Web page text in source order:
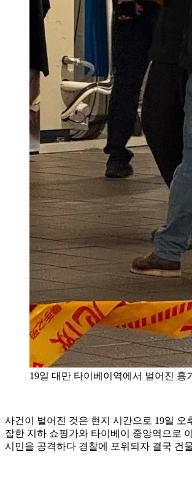
19일 대만 타이베이역에서 벌어진 흉
사건이 벌어진 것은 현지 시간으로 19일
잡한 지하 쇼핑가와 타이베이 중앙역으로
시민을 공격하다 경찰에 포위되자 결국 건